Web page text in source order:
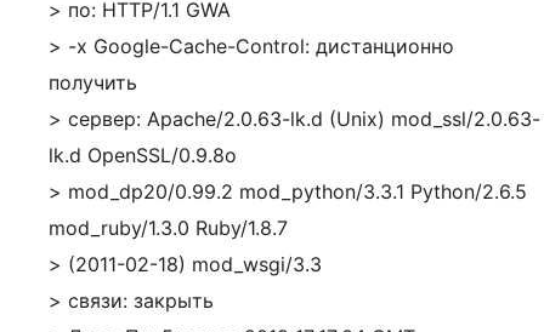
> по: HTTP/1.1 GWA
> -х Google-Cache-Control: дистанционно
получить
> сервер: Apache/2.0.63-lk.d (Unix) mod_ssl/2.0.63-
lk.d OpenSSL/0.9.8o
> mod_dp20/0.99.2 mod_python/3.3.1 Python/2.6.5
mod_ruby/1.3.0 Ruby/1.8.7
> (2011-02-18) mod_wsgi/3.3
> связи: закрыть